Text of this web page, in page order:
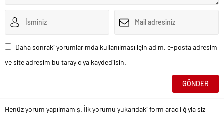
Daha sonraki yorumlarımda kullanılması için adım, e-posta adresim
ve site adresim bu tarayıcıya kaydedilsin.
Henüz yorum yapılmamış. İlk yorumu yukarıdaki form aracılığıyla siz